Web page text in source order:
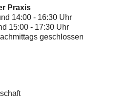
Praxis
14:00 - 16:30 Uhr
15:00 - 17:30 Uhr
geschlossen